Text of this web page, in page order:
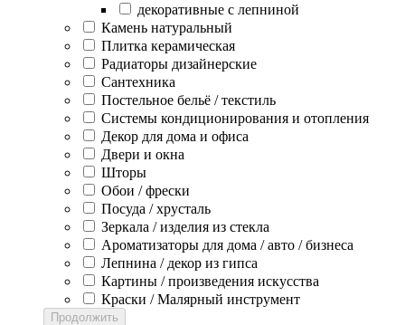
декоративные с лепниной
Камень натуральный
Плитка керамическая
Радиаторы дизайнерские
Сантехника
Постельное бельё / текстиль
Системы кондиционирования и отопления
Декор для дома и офиса
Двери и окна
Шторы
Обои / фрески
Посуда / хрусталь
Зеркала / изделия из стекла
Ароматизаторы для дома / авто / бизнеса
Лепнина / декор из гипса
Картины / произведения искусства
Краски / Малярный инструмент
Продолжить